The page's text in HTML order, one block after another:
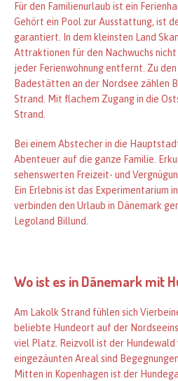
Für den Familienurlaub ist ein
Gehört ein Pool zur Ausstattung, ist
garantiert. In dem kleinsten Land
Attraktionen für den Nachwuchs
jeder Ferienwohnung entfernt. Zu
Badestätten an der Nordsee zählen
Strand. Mit flachem Zugang in die
Strand.
Bei einem Abstecher in die
Abenteuer auf die ganze Familie.
sehenswerten Freizeit- und
Ein Erlebnis ist das Experimentarium
verbinden den Urlaub in Dänemark
Legoland Billund.
Wo ist es in Dänemark mit
Am Lakolk Strand fühlen sich
beliebte Hundeort auf der
viel Platz. Reizvoll ist der Hundewald
eingezäunten Areal sind
Mitten in Kopenhagen ist der